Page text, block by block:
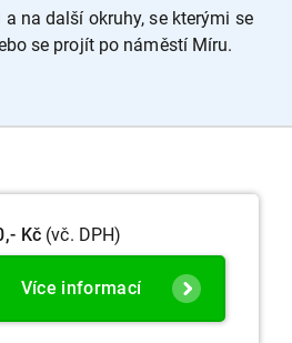
na další okruhy, se kterými se
se projít po náměstí Míru.
Kč (vč. DPH)
Více informací